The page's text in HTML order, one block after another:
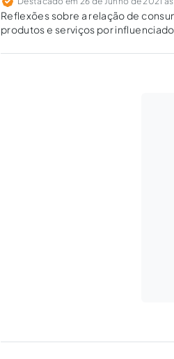
Reflexões sobre a relação de
produtos e serviços por